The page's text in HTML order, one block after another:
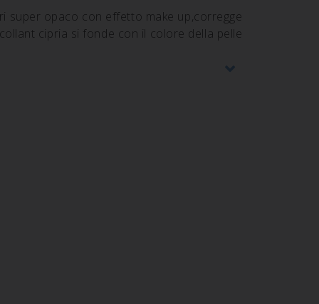
super opaco con effetto make up,corregge
cipria si fonde con il colore della pelle